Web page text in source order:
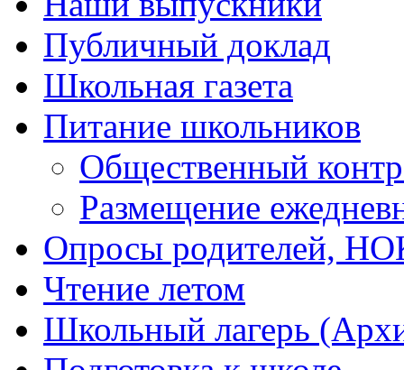
Публичный доклад
Школьная газета
Питание школьников
Общественный
Размещение
Опросы родителей,
Чтение летом
Школьный лагерь